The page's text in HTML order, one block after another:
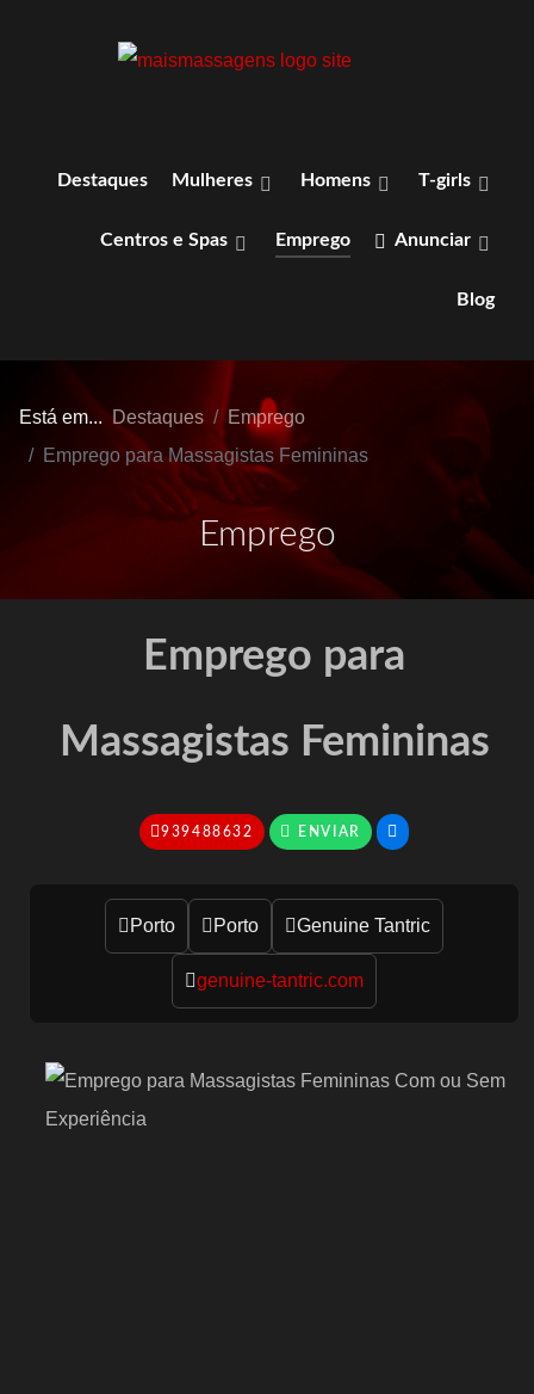
Destaques Mulheres Homens T-girls
Centros e Spas Emprego Anunciar
Blog
Está em...Destaques
Emprego
Emprego para Massagistas Femininas
Emprego
Emprego para
Massagistas Femininas
939488632
Porto Porto Genuine Tantric
genuine-tantric.com